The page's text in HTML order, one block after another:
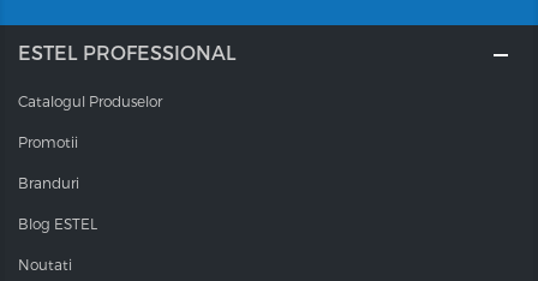
ESTEL PROFESSIONAL
Catalogul Produselor
Promotii
Branduri
Blog ESTEL
Noutati